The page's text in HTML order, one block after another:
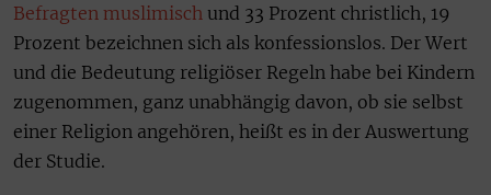
Befragten muslimisch und 33 Prozent christlich, 19
Prozent bezeichnen sich als konfessionslos. Der Wert
und die Bedeutung religiöser Regeln habe bei Kindern
zugenommen, ganz unabhängig davon, ob sie selbst
einer Religion angehören, heißt es in der Auswertung
der Studie.